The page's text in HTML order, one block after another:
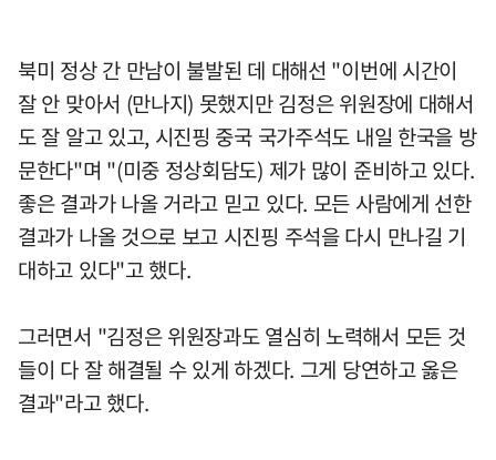
북미 정상 간 만남이 불발된 데 대해선 "이번에 시간이
잘 안 맞아서 (만나지) 못했지만 김정은 위원장에 대해서
도 잘 알고 있고, 시진핑 중국 국가주석도 내일 한국을 방
문한다"며 "(미중 정상회담도) 제가 많이 준비하고 있다.
좋은 결과가 나올 거라고 믿고 있다. 모든 사람에게 선한
결과가 나올 것으로 보고 시진핑 주석을 다시 만나길 기
대하고 있다"고 했다.
그러면서 "김정은 위원장과도 열심히 노력해서 모든 것
들이 다 잘 해결될 수 있게 하겠다. 그게 당연하고 옳은
결과"라고 했다.